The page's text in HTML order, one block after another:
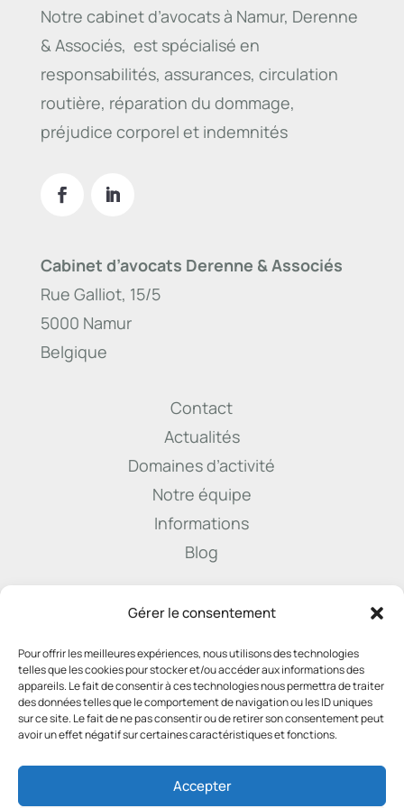
Gérer le consentement
Pour offrir les meilleures expériences, nous utilisons des technologies
telles que les cookies pour stocker et/ou accéder aux informations des
appareils. Le fait de consentir à ces technologies nous permettra de traiter
des données telles que le comportement de navigation ou les ID uniques
sur ce site. Le fait de ne pas consentir ou de retirer son consentement peut
avoir un effet négatif sur certaines caractéristiques et fonctions.
Accepter
Notre cabinet d’avocats à Namur, Derenne
& Associés, est spécialisé en
responsabilités, assurances, circulation
routière, réparation du dommage,
préjudice corporel et indemnités
Cabinet d’avocats Derenne & Associés
Rue Galliot, 15/5
5000 Namur
Belgique
Contact
Actualités
Domaines d’activité
Notre équipe
Informations
Blog

info@derenne.law

081 22 45 74